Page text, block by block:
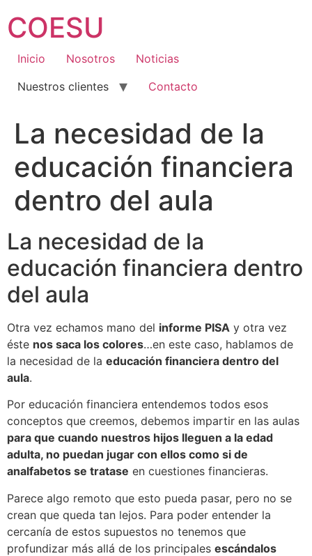
contenido
COESU
Inicio Nosotros
Noticias
Nuestros clientes
Contacto
La necesidad de la
educación financiera
dentro del aula
La necesidad de la
educación financiera dentro
del aula
Otra vez echamos mano del informe PISA y otra vez
éste nos saca los colores…en este caso, hablamos de
la necesidad de la educación financiera dentro del
aula.
Por educación financiera entendemos todos esos
conceptos que creemos, debemos impartir en las aulas
para que cuando nuestros hijos lleguen a la edad
adulta, no puedan jugar con ellos como si de
analfabetos se tratase en cuestiones financieras.
Parece algo remoto que esto pueda pasar, pero no se
crean que queda tan lejos. Para poder entender la
cercanía de estos supuestos no tenemos que
profundizar más allá de los principales escándalos